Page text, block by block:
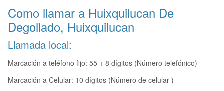
Como llamar a Huixquilucan De
Degollado, Huixquilucan
Llamada local:
Marcación a teléfono fijo: 55 + 8 dígitos (Número telefónico)
Marcación a Celular: 10 dígitos (Número de celular )